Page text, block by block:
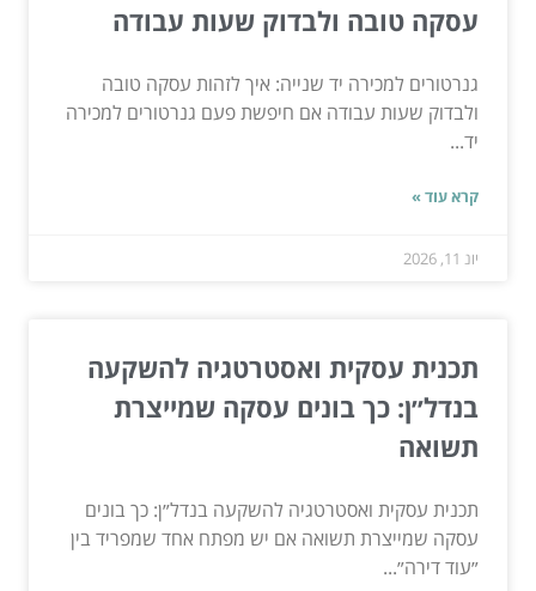
עסקה טובה ולבדוק שעות עבודה
גנרטורים למכירה יד שנייה: איך לזהות עסקה טובה
ולבדוק שעות עבודה אם חיפשת פעם גנרטורים למכירה
יד...
קרא עוד »
יונ 11, 2026
תכנית עסקית ואסטרטגיה להשקעה
בנדל״ן: כך בונים עסקה שמייצרת
תשואה
תכנית עסקית ואסטרטגיה להשקעה בנדל״ן: כך בונים
עסקה שמייצרת תשואה אם יש מפתח אחד שמפריד בין
״עוד דירה״...